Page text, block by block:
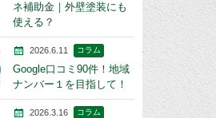
ネ補助金｜外壁塗装にも
使える？
2026.6.11 コラム
Google口コミ90件！地域
ナンバー１を目指して！
2026.3.16 コラム